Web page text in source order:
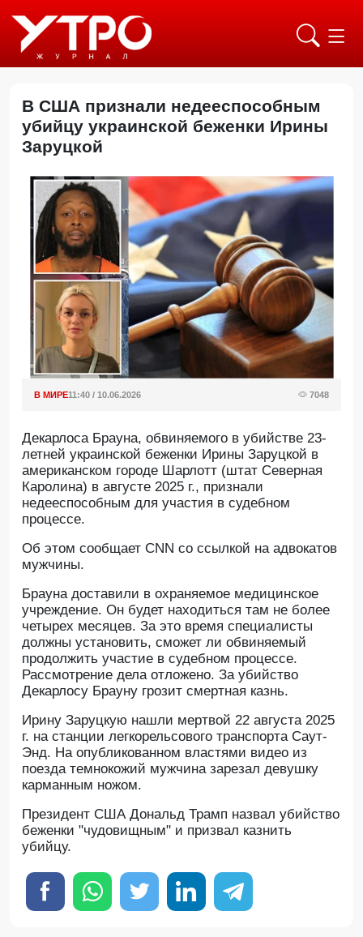
В США признали недееспособным
убийцу украинской беженки Ирины
Заруцкой
В МИРЕ11:40 / 10.06.2026 7048
Декарлоса Брауна, обвиняемого в убийстве 23-
летней украинской беженки Ирины Заруцкой в
американском городе Шарлотт (штат Северная
Каролина) в августе 2025 г., признали
недееспособным для участия в судебном
процессе.
Oб этом сообщает CNN со ссылкой на адвокатов
мужчины.
Брауна доставили в охраняемое медицинское
учреждение. Он будет находиться там не более
четырех месяцев. За это время специалисты
должны установить, сможет ли обвиняемый
продолжить участие в судебном процессе.
Рассмотрение дела отложено. За убийство
Декарлосу Брауну грозит смертная казнь.
Ирину Заруцкую нашли мертвой 22 августа 2025
г. на станции легкорельсового транспорта Саут-
Энд. На опубликованном властями видео из
поезда темнокожий мужчина зарезал девушку
карманным ножом.
Президент США Дональд Трамп назвал убийство
беженки "чудовищным" и призвал казнить
убийцу.